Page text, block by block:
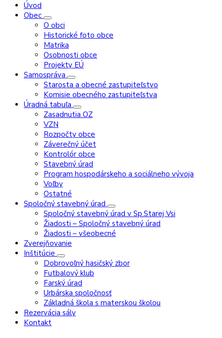
Úvod
Obec
O obci
Historické foto obce
Matrika
Osobnosti obce
Projekty EÚ
Samospráva
Starosta a obecné zastupiteľstvo
Komisie obecného zastupiteľstva
Úradná tabuľa
Zasadnutia OZ
VZN
Rozpočty obce
Záverečný účet
Kontrolór obce
Stavebný úrad
Program hospodárskeho a sociálneho vývoja
Voľby
Ostatné
Spoločný stavebný úrad
Spoločný stavebný úrad v Sp.Starej Vsi
Žiadosti – Spoločný stavebný úrad
Žiadosti – všeobecné
Zverejňovanie
Inštitúcie
Dobrovoľný hasičský zbor
Futbalový klub
Farský úrad
Urbárska spoločnosť
Základná škola s materskou školou
Rezervácia sály
Kontakt